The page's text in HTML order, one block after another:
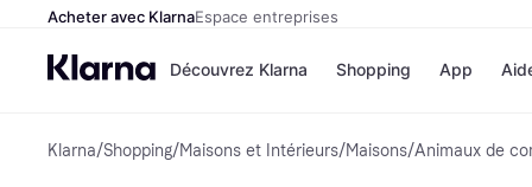
Acheter avec KlarnaEspace entreprises
Découvrez Klarna
Options de
Shopping
Magasins
App
Klarna/Shopping/Maisons et Intérieurs/Maisons/Animaux de